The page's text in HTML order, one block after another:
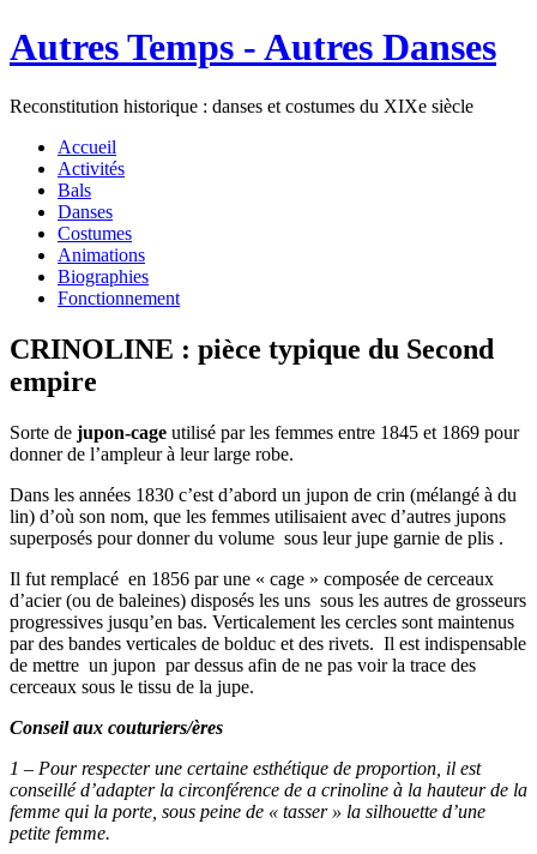
Autres Temps - Autres Danses
Reconstitution historique : danses et costumes du XIXe siècle
Accueil
Activités
Bals
Danses
Costumes
Animations
Biographies
Fonctionnement
CRINOLINE : pièce typique du Second
empire
Sorte de jupon-cage utilisé par les femmes entre 1845 et 1869 pour
donner de l’ampleur à leur large robe.
Dans les années 1830 c’est d’abord un jupon de crin (mélangé à du
lin) d’où son nom, que les femmes utilisaient avec d’autres jupons
superposés pour donner du volume sous leur jupe garnie de plis .
Il fut remplacé en 1856 par une « cage » composée de cerceaux
d’acier (ou de baleines) disposés les uns sous les autres de grosseurs
progressives jusqu’en bas. Verticalement les cercles sont maintenus
par des bandes verticales de bolduc et des rivets. Il est indispensable
de mettre un jupon par dessus afin de ne pas voir la trace des
cerceaux sous le tissu de la jupe.
Conseil aux couturiers/ères
1 – Pour respecter une certaine esthétique de proportion, il est
conseillé d’adapter la circonférence de a crinoline à la hauteur de la
femme qui la porte, sous peine de « tasser » la silhouette d’une
petite femme.